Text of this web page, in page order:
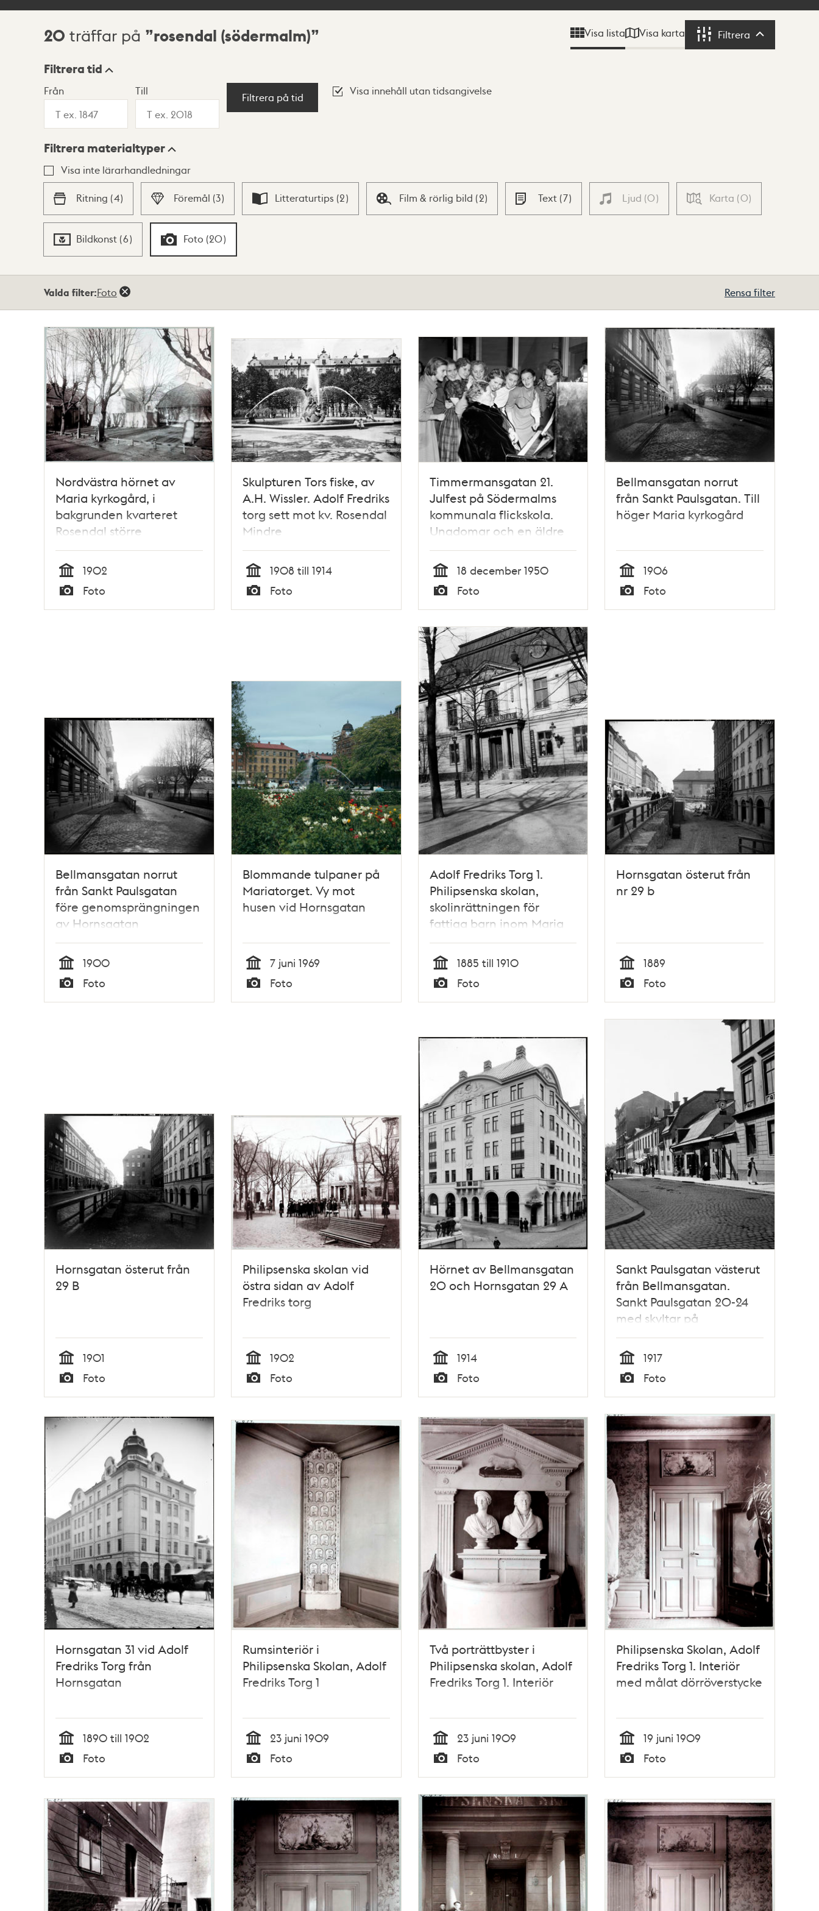
Sökresultat
20 träffar på rosendal (södermalm) Visa lista Visa karta Filtrera Filtrera
Visningsläge
Lista Karta
Filtrera tid
Från Till
Filtrera på tid
Visa innehåll utan tidsangivelse
Filtrera materialtyper
Visa inte lärarhandledningar
Ritning (4) Föremål (3) Litteraturtips (2) Film & rörlig bild (2) Text (7) Ljud (0) Karta (0)
Bildkonst (6) Foto (20)
Valda filter:Foto Rensa filter
Nordvästra hörnet av
Maria kyrkogård, i
bakgrunden kvarteret
Rosendal större
Tid
1902
Foto
Skulpturen Tors fiske, av
A.H. Wissler. Adolf Fredriks
torg sett mot kv. Rosendal
Mindre
Tid
1908 till 1914
Foto
Timmermansgatan 21.
Julfest på Södermalms
kommunala flickskola.
Ungdomar och en äldre
dam samlade runt ett
piano
Tid
18 december 1950
Foto
Bellmansgatan norrut
från Sankt Paulsgatan. Till
höger Maria kyrkogård
Tid
1906
Foto
Bellmansgatan norrut
från Sankt Paulsgatan
före genomsprängningen
av Hornsgatan
Tid
1900
Typ
Foto
Blommande tulpaner på
Mariatorget. Vy mot
husen vid Hornsgatan
Tid
7 juni 1969
Typ
Foto
Adolf Fredriks Torg 1.
Philipsenska skolan,
skolinrättningen för
fattiga barn inom Maria
Magdalena församling.
Nuvarande Mariatorget 1
Tid
1885 till 1910
Typ
Foto
Hornsgatan österut från
nr 29 b
Tid
1889
Typ
Foto
Hornsgatan österut från
29 B
Tid
1901
Typ
Foto
Philipsenska skolan vid
östra sidan av Adolf
Fredriks torg
Tid
1902
Typ
Foto
Hörnet av Bellmansgatan
20 och Hornsgatan 29 A
Tid
1914
Typ
Foto
Sankt Paulsgatan västerut
från Bellmansgatan.
Sankt Paulsgatan 20-24
med skyltar på
butiksfasaderna
Tid
1917
Typ
Foto
Hornsgatan 31 vid Adolf
Fredriks Torg från
Hornsgatan
Tid
1890 till 1902
Typ
Foto
Rumsinteriör i
Philipsenska Skolan, Adolf
Fredriks Torg 1
Tid
23 juni 1909
Typ
Foto
Två porträttbyster i
Philipsenska skolan, Adolf
Fredriks Torg 1. Interiör
Tid
23 juni 1909
Typ
Foto
Philipsenska Skolan, Adolf
Fredriks Torg 1. Interiör
med målat dörröverstycke
Tid
19 juni 1909
Typ
Foto